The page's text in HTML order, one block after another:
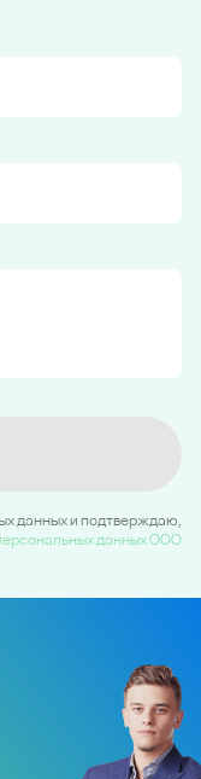
данных и подтверждаю,
данных ООО